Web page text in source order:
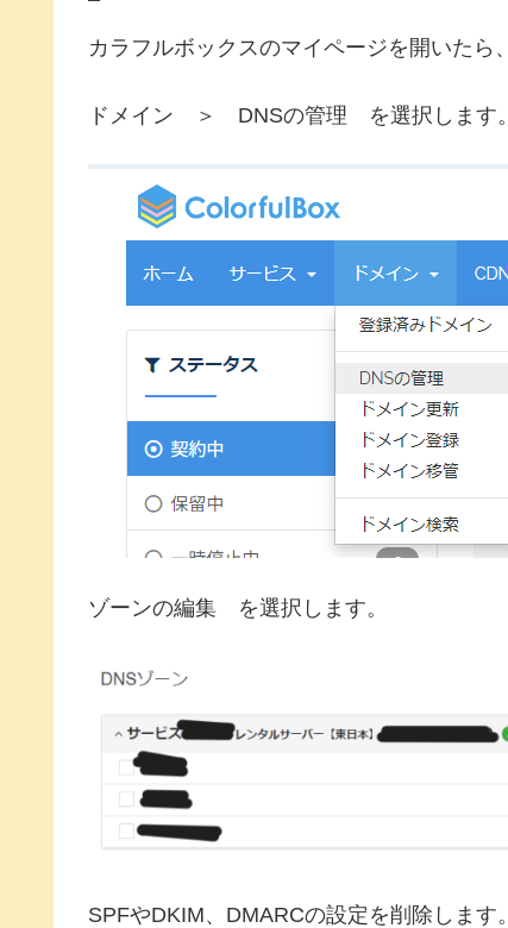
カラフルボックスのマイページを開いたら、
ドメイン ＞ DNSの管理 を選択します。
ゾーンの編集 を選択します。
SPFやDKIM、DMARCの設定を削除します。